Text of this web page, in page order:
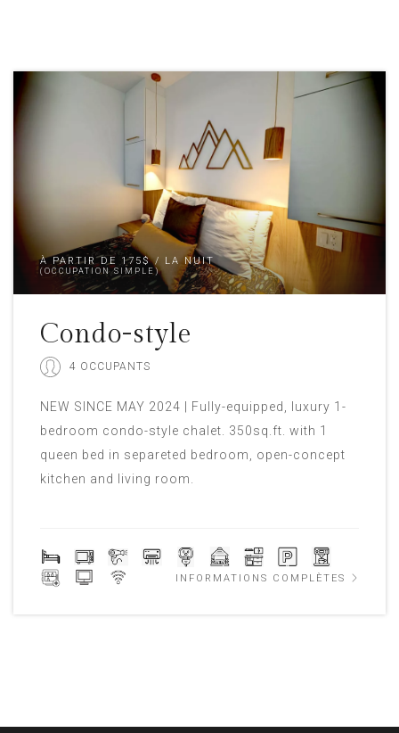
À PARTIR DE 175$ / LA NUIT
(OCCUPATION SIMPLE)
Condo-style
4 OCCUPANTS
NEW SINCE MAY 2024 | Fully-equipped, luxury 1-
bedroom condo-style chalet. 350sq.ft. with 1
queen bed in separeted bedroom, open-concept
kitchen and living room.
INFORMATIONS COMPLÈTES